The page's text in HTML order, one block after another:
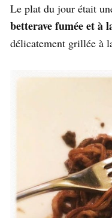
Le plat du jour était
betterave fumée et à
délicatement grillée à